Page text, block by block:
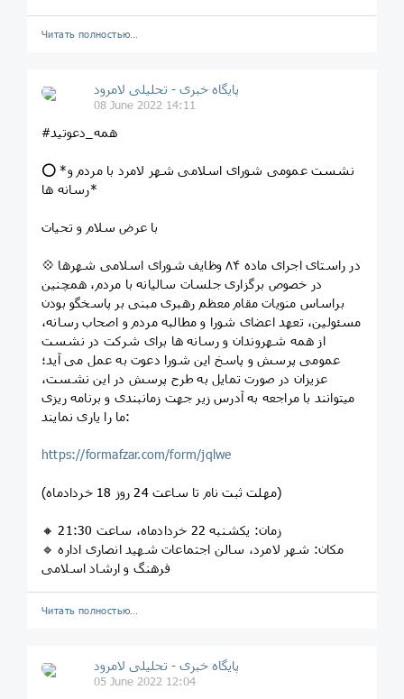
Читать полностью…
پایگاه خبری - تحلیلی لامرود
08 June 2022 14:11
#همه_دعوتید
⭕ *نشست عمومی شورای اسلامی شهر لامرد با مردم و
رسانه ها*
با عرض سلام و تحیات
💠 در راستای اجرای ماده ۸۴ وظایف شورای اسلامی شهرها
در خصوص برگزاری جلسات سالیانه با مردم، همچنین
براساس منویات مقام معظم رهبری مبنی بر پاسخگو بودن
مسئولین، تعهد اعضای شورا و مطالبه مردم و اصحاب رسانه،
از همه شهروندان و رسانه ها برای شرکت در نشست
عمومی پرسش و پاسخ این شورا دعوت به عمل می آید؛
عزیزان در صورت تمایل به طرح پرسش در این نشست،
میتوانند با مراجعه به آدرس‌ زیر جهت زمانبندی و برنامه ریزی
ما را یاری نمایند:
https://formafzar.com/form/jqlwe
(مهلت ثبت نام تا ساعت 24 روز 18 خردادماه)
🔸 زمان: یکشنبه 22 خردادماه، ساعت 21:30
🔹 مکان: شهر لامرد، سالن اجتماعات شهید انصاری اداره
فرهنگ و ارشاد اسلامی
Читать полностью…
پایگاه خبری - تحلیلی لامرود
05 June 2022 12:04